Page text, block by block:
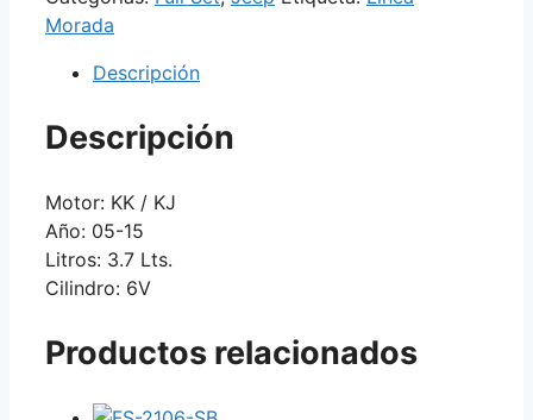
Morada
Descripción
Descripción
Motor: KK / KJ
Año: 05-15
Litros: 3.7 Lts.
Cilindro: 6V
Productos relacionados